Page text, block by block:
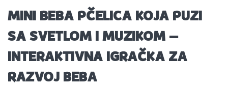
MINI BEBA PČELICA KOJA PUZI
SA SVETLOM I MUZIKOM –
INTERAKTIVNA IGRAČKA ZA
RAZVOJ BEBA